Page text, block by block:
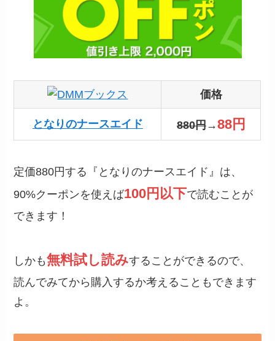
価格
となりのナースエイド 880円→88円
定価880円する『となりのナースエイド』は、
90%クーポンを使えば100円以下で読むことが
できます！
しかも無料試し読みすることができるので、
読んでみてから購入するか考えることもできます
よ。